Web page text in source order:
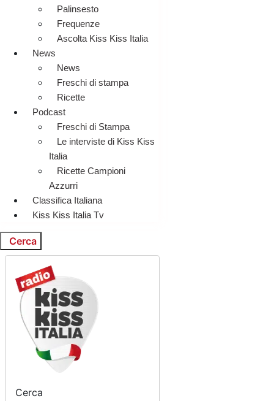
Palinsesto
Frequenze
Ascolta Kiss Kiss Italia
News
News
Freschi di stampa
Ricette
Podcast
Freschi di Stampa
Le interviste di Kiss Kiss
Italia
Ricette Campioni
Azzurri
Classifica Italiana
Kiss Kiss Italia Tv
Cerca
Cerca